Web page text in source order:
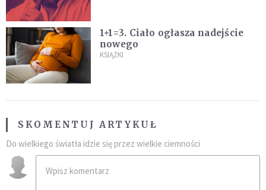
1+1=3. Ciało ogłasza nadejście
nowego
KSIĄŻKI
SKOMENTUJ ARTYKUŁ
Do wielkiego światła idzie się przez wielkie ciemności